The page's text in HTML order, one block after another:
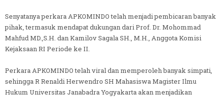
Senyatanya perkara APKOMINDO telah menjadi pembicaran banyak
pihak, termasuk mendapat dukungan dari Prof. Dr. Mohommad
Mahfud MD.,S.H. dan Kamilov Sagala SH., M.H., Anggota Komisi
Kejaksaan RI Periode ke II.
Perkara APKOMINDO telah viral dan memperoleh banyak simpati,
sehingga R Renaldi Herwendro SH Mahasiswa Magister Ilmu
Hukum Universitas Janabadra Yogyakarta akan menjadikan